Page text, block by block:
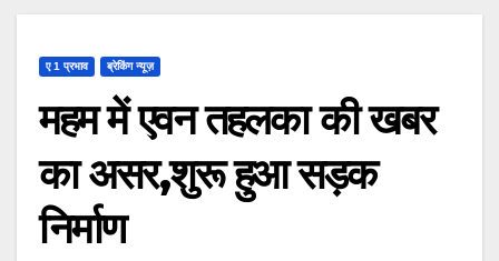
ए 1 प्रभाव ब्रेकिंग न्यूज़
महम में एवन तहलका की खबर
का असर,शुरू हुआ सड़क
निर्माण